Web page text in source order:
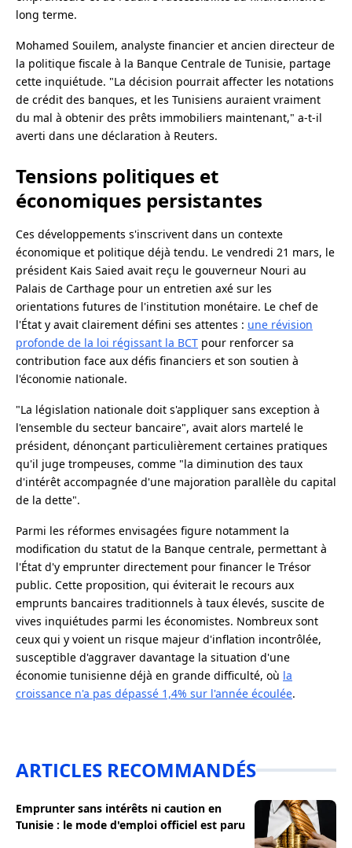
long terme.
Mohamed Souilem, analyste financier et ancien directeur de
la politique fiscale à la Banque Centrale de Tunisie, partage
cette inquiétude. "La décision pourrait affecter les notations
de crédit des banques, et les Tunisiens auraient vraiment
du mal à obtenir des prêts immobiliers maintenant," a-t-il
averti dans une déclaration à Reuters.
Tensions politiques et
économiques persistantes
Ces développements s'inscrivent dans un contexte
économique et politique déjà tendu. Le vendredi 21 mars, le
président Kais Saied avait reçu le gouverneur Nouri au
Palais de Carthage pour un entretien axé sur les
orientations futures de l'institution monétaire. Le chef de
l'État y avait clairement défini ses attentes : une révision
profonde de la loi régissant la BCT pour renforcer sa
contribution face aux défis financiers et son soutien à
l'économie nationale.
"La législation nationale doit s'appliquer sans exception à
l'ensemble du secteur bancaire", avait alors martelé le
président, dénonçant particulièrement certaines pratiques
qu'il juge trompeuses, comme "la diminution des taux
d'intérêt accompagnée d'une majoration parallèle du capital
de la dette".
Parmi les réformes envisagées figure notamment la
modification du statut de la Banque centrale, permettant à
l'État d'y emprunter directement pour financer le Trésor
public. Cette proposition, qui éviterait le recours aux
emprunts bancaires traditionnels à taux élevés, suscite de
vives inquiétudes parmi les économistes. Nombreux sont
ceux qui y voient un risque majeur d'inflation incontrôlée,
susceptible d'aggraver davantage la situation d'une
économie tunisienne déjà en grande difficulté, où la
croissance n'a pas dépassé 1,4% sur l'année écoulée.
ARTICLES RECOMMANDÉS
Emprunter sans intérêts ni caution en
Tunisie : le mode d'emploi officiel est paru